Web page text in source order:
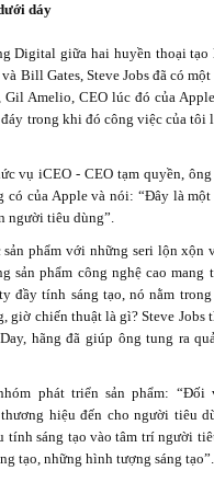
dáy
Digital giữa hai huyền thoại tạo
Bill Gates, Steve Jobs đã có
Amelio, CEO lúc đó của
trong khi đó công việc của tôi
vụ iCEO - CEO tạm quyền,
có của Apple và nói: “Đây là một
người tiêu dùng”.
phẩm với những seri lộn xộn
sản phẩm công nghệ cao mang
đầy tính sáng tạo, nó nằm
giờ chiến thuật là gì? Steve Jobs
hãng đã giúp ông tung ra
phát triển sản phẩm:
hiệu đến cho người tiêu
tính sáng tạo vào tâm trí người
tạo, những hình tượng sáng tạo”.